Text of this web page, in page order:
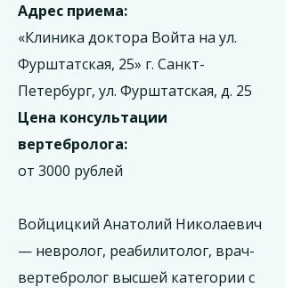
Адрес приема:
«Клиника доктора Войта на ул.
Фурштатская, 25» г. Санкт-
Петербург, ул. Фурштатская, д. 25
Цена консультации
вертебролога:
от 3000 рублей
Войцицкий Анатолий Николаевич
— невролог, реабилитолог, врач-
вертебролог высшей категории с